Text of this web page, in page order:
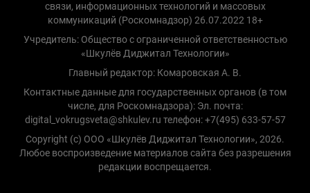
связи, информационных технологий и массовых
коммуникаций (Роскомнадзор) 26.07.2022 18+
Учредитель: Общество с ограниченной ответственностью
«Шкулёв Диджитал Технологии»
Главный редактор: Комаровская А. В.
Контактные данные для государственных органов (в том
числе, для Роскомнадзора): Эл. почта:
digital_vokrugsveta@shkulev.ru телефон: +7(495) 633-57-57
Copyright (с) ООО «Шкулёв Диджитал Технологии», 2026.
Любое воспроизведение материалов сайта без разрешения
редакции воспрещается.